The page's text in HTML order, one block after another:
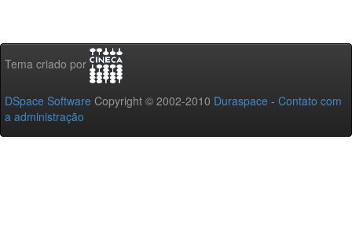
Tema criado por
DSpace Software Copyright © 2002-2010 Duraspace - Contato com
a administração